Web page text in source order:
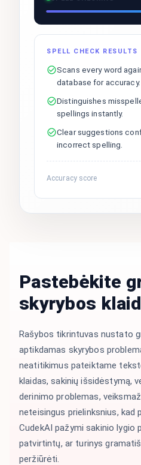
SPELL CHECK RESULTS
Scans every word
database for accuracy.
Distinguishes
spellings instantly.
Clear suggestions
incorrect spelling.
Accuracy score
Pastebėkite
skyrybos
Rašybos tikrintuvas nustato
aptikdamas skyrybos
neatitikimus pateiktame
klaidas, sakinių išsidėstymą,
derinimo problemas,
neteisingus prielinksnius, kad
CudekAI pažymi sakinio lygio
patvirtintų, ar turinys
peržiūrėti.